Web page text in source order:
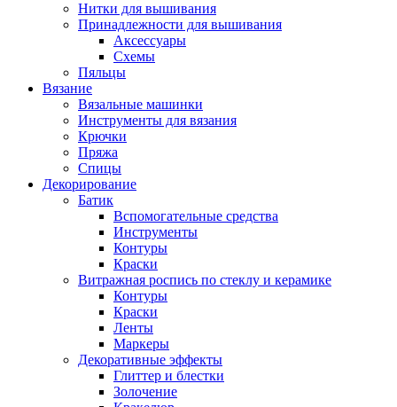
Нитки для вышивания
Принадлежности для вышивания
Аксессуары
Схемы
Пяльцы
Вязание
Вязальные машинки
Инструменты для вязания
Крючки
Пряжа
Спицы
Декорирование
Батик
Вспомогательные средства
Инструменты
Контуры
Краски
Витражная роспись по стеклу и керамике
Контуры
Краски
Ленты
Маркеры
Декоративные эффекты
Глиттер и блестки
Золочение